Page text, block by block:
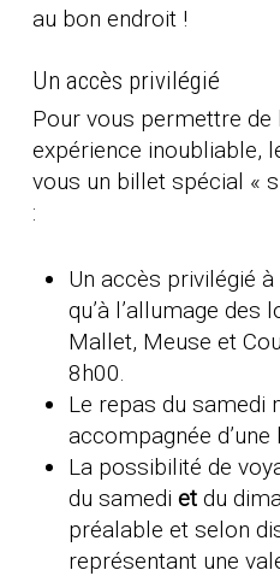
au bon endroit !
Un accès privilégié
Pour vous permettre de
expérience inoubliable,
vous un billet spécial «
:
Un accès privilégié
qu’à l’allumage
Mallet, Meuse et
8h00.
Le repas du samedi
accompagnée d’une
La possibilité de
du samedi etdu
préalable et selon
représentant une